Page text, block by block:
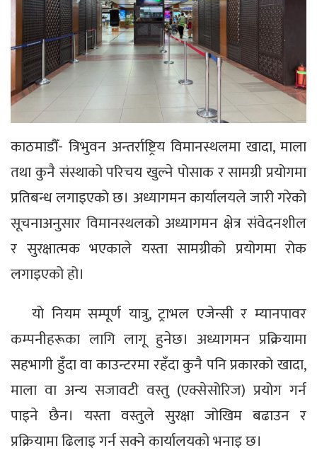
काठमाडौँ- त्रिभुवन अन्तर्राष्ट्रिय विमानस्थलमा खादा, माला
तथा कुनै संस्थाको परिचय खुल्ने पोसाक र सामग्री प्रयोगमा
प्रतिबन्ध लगाइएको छ। अध्यागमन कार्यालयले जारी गरेको
सूचनाअनुसार विमानस्थलको अध्यागमन क्षेत्र संवेदनशील
र सुरक्षात्मक भएकाले यस्ता सामग्रीको प्रयोगमा रोक
लगाइएको हो।
यो नियम सम्पूर्ण यात्रु, ट्राभल एजेन्सी र म्यानपावर
कम्पनीहरूका लागि लागू हुनेछ। अध्यागमन प्रक्रियामा
सहभागी हुँदा वा काउन्टरमा रहँदा कुनै पनि प्रकारको खादा,
माला वा अन्य सजावटी वस्तु (एक्सेसोरिज) प्रयोग गर्न
पाइने छैन। यस्ता वस्तुले सुरक्षा जोखिम बढाउन र
प्रक्रियामा ढिलाइ गर्न सक्ने कार्यालयको भनाइ छ।